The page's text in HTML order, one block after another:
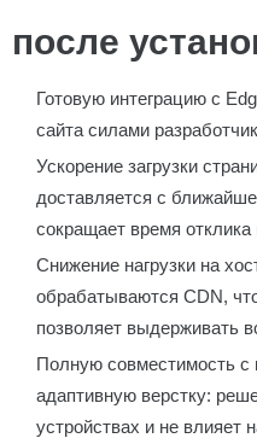
после
Готовую интеграцию с
сайта силами
Ускорение загрузки
доставляется с
сокращает время отклика
Снижение нагрузки на
обрабатываются CDN,
позволяет выдерживать
Полную совместимость
адаптивную верстку:
устройствах и не влияет